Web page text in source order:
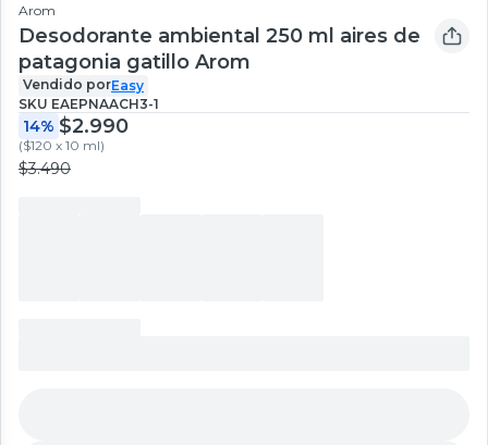
Arom
Desodorante ambiental 250 ml aires de
patagonia gatillo Arom
Vendido porEasy
SKU EAEPNAACH3-1
14% $2.990
($120 x 10 ml)
$3.490